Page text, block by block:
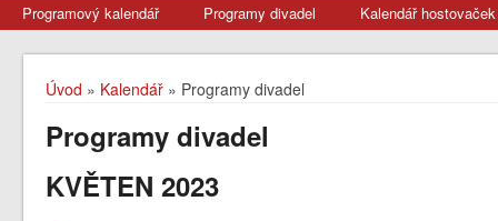
Programový kalendář Programy divadel Kalendář hostovaček
Úvod » Kalendář » Programy divadel
Programy divadel
KVĚTEN 2023